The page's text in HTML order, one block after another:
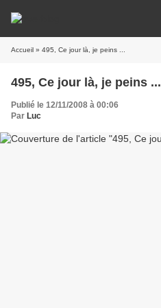
Accueil » 495, Ce jour là, je peins ...
495, Ce jour là, je peins ...
Publié le 12/11/2008 à 00:06
Par Luc